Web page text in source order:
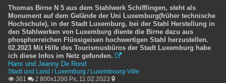
Thomas Birne N 5 aus dem Stahlwerk Schifflingen, steht als
Monument auf dem Gelände der Uni Luxemburg(früher technische
Hochschule), in der Stadt Luxemburg, bei der Stahl Herstellung in
den Stahlwerken von Luxemburg diente die Birne dazu aus
phosphorreichen Flüssigeisen hochwertigen Stahl herzustellen.
02.2023 Mit Hilfe des Tourismusbüros der Stadt Luxemburg habe
ich diese Infos im Netz gefunden. 
Hans und Jeanny De Rond
Stadt und Land / Luxemburg / Luxembourg-Ville
 361  2 800x1200 Px, 11.02.2023 